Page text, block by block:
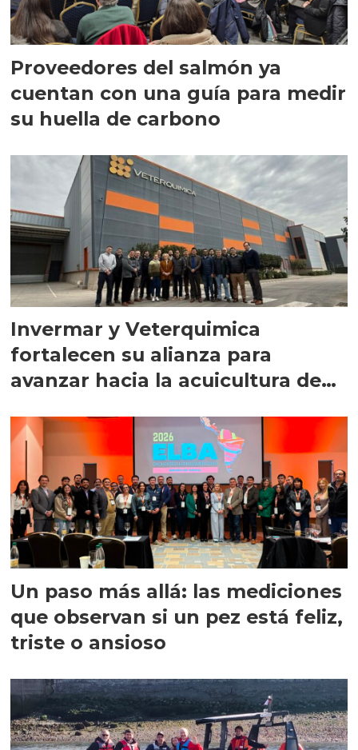
Proveedores del salmón ya
cuentan con una guía para medir
su huella de carbono
Invermar y Veterquimica
fortalecen su alianza para
avanzar hacia la acuicultura de
Un paso más allá: las mediciones
que observan si un pez está feliz,
triste o ansioso